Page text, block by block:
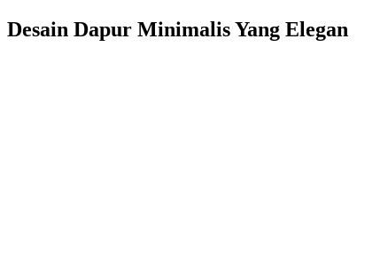
Desain Dapur Minimalis Yang Elegan